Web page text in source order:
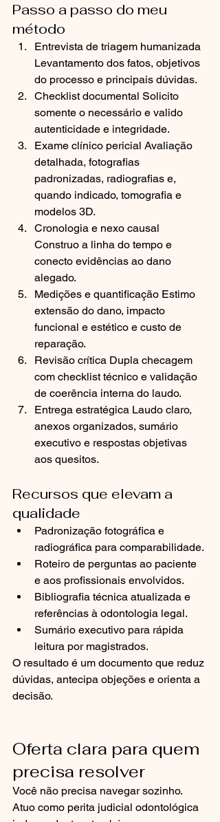
Passo a passo do meu
método
Entrevista de triagem humanizada
Levantamento dos fatos, objetivos
do processo e principais dúvidas.
Checklist documental Solicito
somente o necessário e valido
autenticidade e integridade.
Exame clínico pericial Avaliação
detalhada, fotografias
padronizadas, radiografias e,
quando indicado, tomografia e
modelos 3D.
Cronologia e nexo causal
Construo a linha do tempo e
conecto evidências ao dano
alegado.
Medições e quantificação Estimo
extensão do dano, impacto
funcional e estético e custo de
reparação.
Revisão crítica Dupla checagem
com checklist técnico e validação
de coerência interna do laudo.
Entrega estratégica Laudo claro,
anexos organizados, sumário
executivo e respostas objetivas
aos quesitos.
Recursos que elevam a
qualidade
Padronização fotográfica e
radiográfica para comparabilidade.
Roteiro de perguntas ao paciente
e aos profissionais envolvidos.
Bibliografia técnica atualizada e
referências à odontologia legal.
Sumário executivo para rápida
leitura por magistrados.
O resultado é um documento que reduz
dúvidas, antecipa objeções e orienta a
decisão.
Oferta clara para quem
precisa resolver
Você não precisa navegar sozinho.
Atuo como perita judicial odontológica